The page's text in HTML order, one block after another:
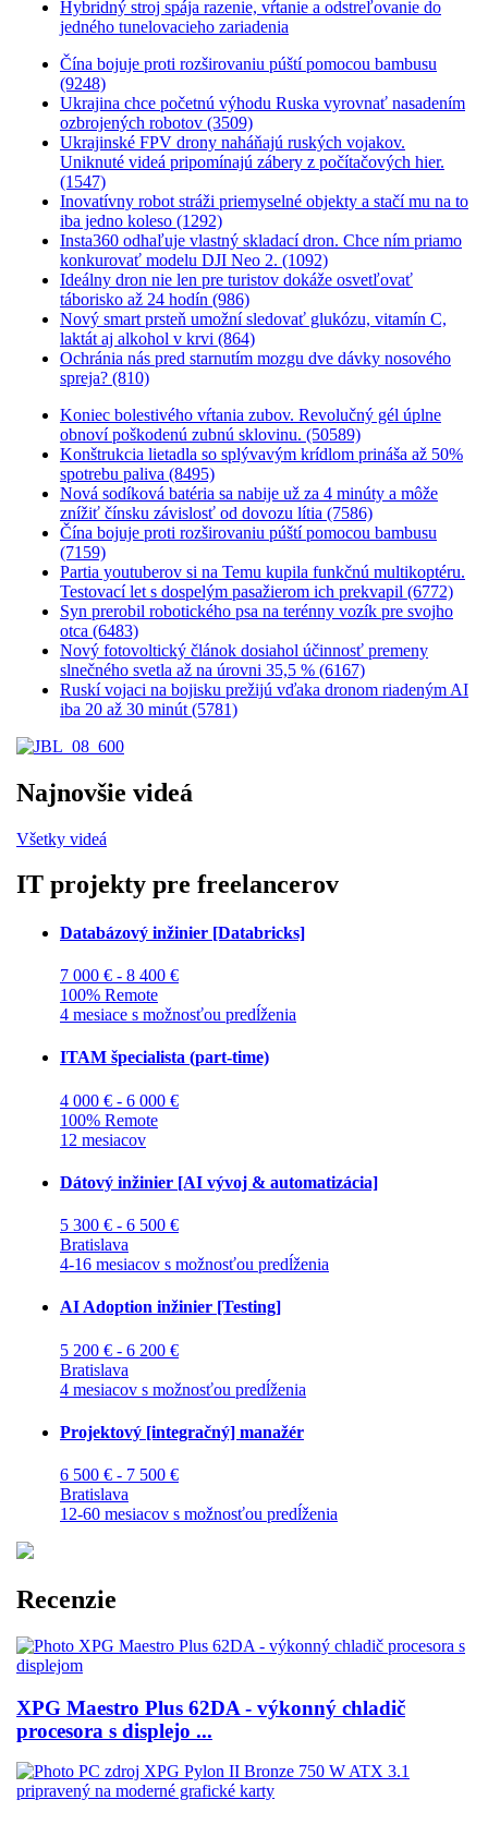
Hybridný stroj spája razenie, vŕtanie a odstreľovanie do
jedného tunelovacieho zariadenia
Čína bojuje proti rozširovaniu púští pomocou bambusu
(9248)
Ukrajina chce početnú výhodu Ruska vyrovnať nasadením
ozbrojených robotov (3509)
Ukrajinské FPV drony naháňajú ruských vojakov.
Uniknuté videá pripomínajú zábery z počítačových hier.
(1547)
Inovatívny robot stráži priemyselné objekty a stačí mu na to
iba jedno koleso (1292)
Insta360 odhaľuje vlastný skladací dron. Chce ním priamo
konkurovať modelu DJI Neo 2. (1092)
Ideálny dron nie len pre turistov dokáže osvetľovať
táborisko až 24 hodín (986)
Nový smart prsteň umožní sledovať glukózu, vitamín C,
laktát aj alkohol v krvi (864)
Ochránia nás pred starnutím mozgu dve dávky nosového
spreja? (810)
Koniec bolestivého vŕtania zubov. Revolučný gél úplne
obnoví poškodenú zubnú sklovinu. (50589)
Konštrukcia lietadla so splývavým krídlom prináša až 50%
spotrebu paliva (8495)
Nová sodíková batéria sa nabije už za 4 minúty a môže
znížiť čínsku závislosť od dovozu lítia (7586)
Čína bojuje proti rozširovaniu púští pomocou bambusu
(7159)
Partia youtuberov si na Temu kupila funkčnú multikoptéru.
Testovací let s dospelým pasažierom ich prekvapil (6772)
Syn prerobil robotického psa na terénny vozík pre svojho
otca (6483)
Nový fotovoltický článok dosiahol účinnosť premeny
slnečného svetla až na úrovni 35,5 % (6167)
Ruskí vojaci na bojisku prežijú vďaka dronom riadeným AI
iba 20 až 30 minút (5781)
Najnovšie videá
Všetky videá
IT projekty pre freelancerov
Databázový inžinier [Databricks]
7 000 € - 8 400 €
100% Remote
4 mesiace s možnosťou predĺženia
ITAM špecialista (part-time)
4 000 € - 6 000 €
100% Remote
12 mesiacov
Dátový inžinier [AI vývoj & automatizácia]
5 300 € - 6 500 €
Bratislava
4-16 mesiacov s možnosťou predĺženia
AI Adoption inžinier [Testing]
5 200 € - 6 200 €
Bratislava
4 mesiacov s možnosťou predĺženia
Projektový [integračný] manažér
6 500 € - 7 500 €
Bratislava
12-60 mesiacov s možnosťou predĺženia
Recenzie
XPG Maestro Plus 62DA - výkonný chladič
procesora s displejo ...